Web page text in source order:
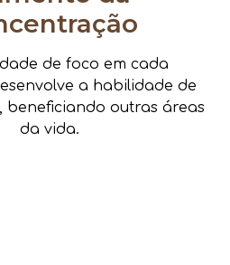
de foco em cada
a habilidade de
beneficiando outras áreas
da vida.